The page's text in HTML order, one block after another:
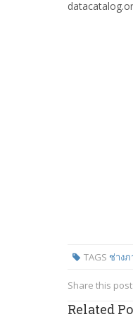
TAGS ช่างภ
Share this post:
Related